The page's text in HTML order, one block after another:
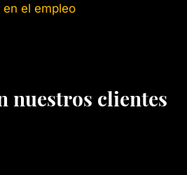
el empleo
nuestros clientes